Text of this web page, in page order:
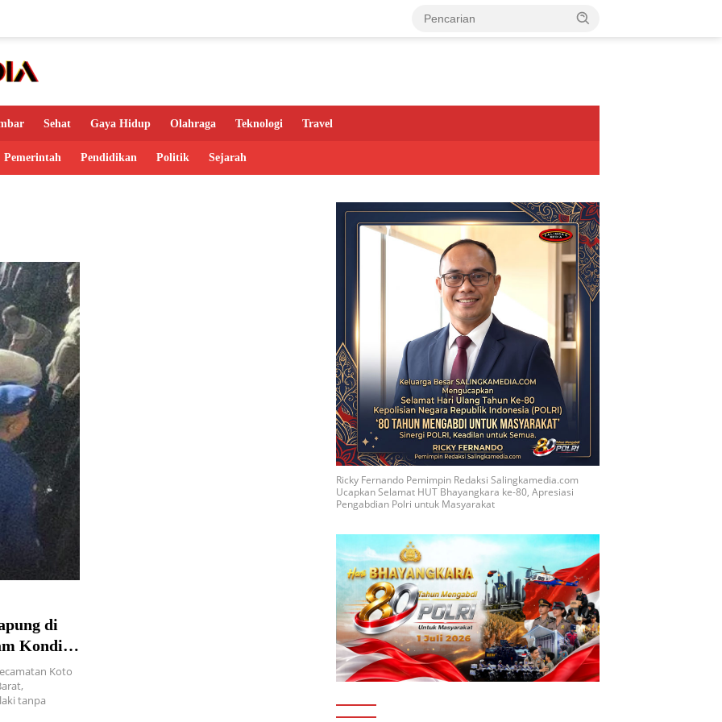
Sehat Gaya Hidup Olahraga Teknologi Travel
Pemerintah Pendidikan Politik Sejarah
di
Kondisi
Koto
tanpa
Ricky Fernando Pemimpin Redaksi Salingkamedia.com
Ucapkan Selamat HUT Bhayangkara ke-80, Apresiasi
Pengabdian Polri untuk Masyarakat